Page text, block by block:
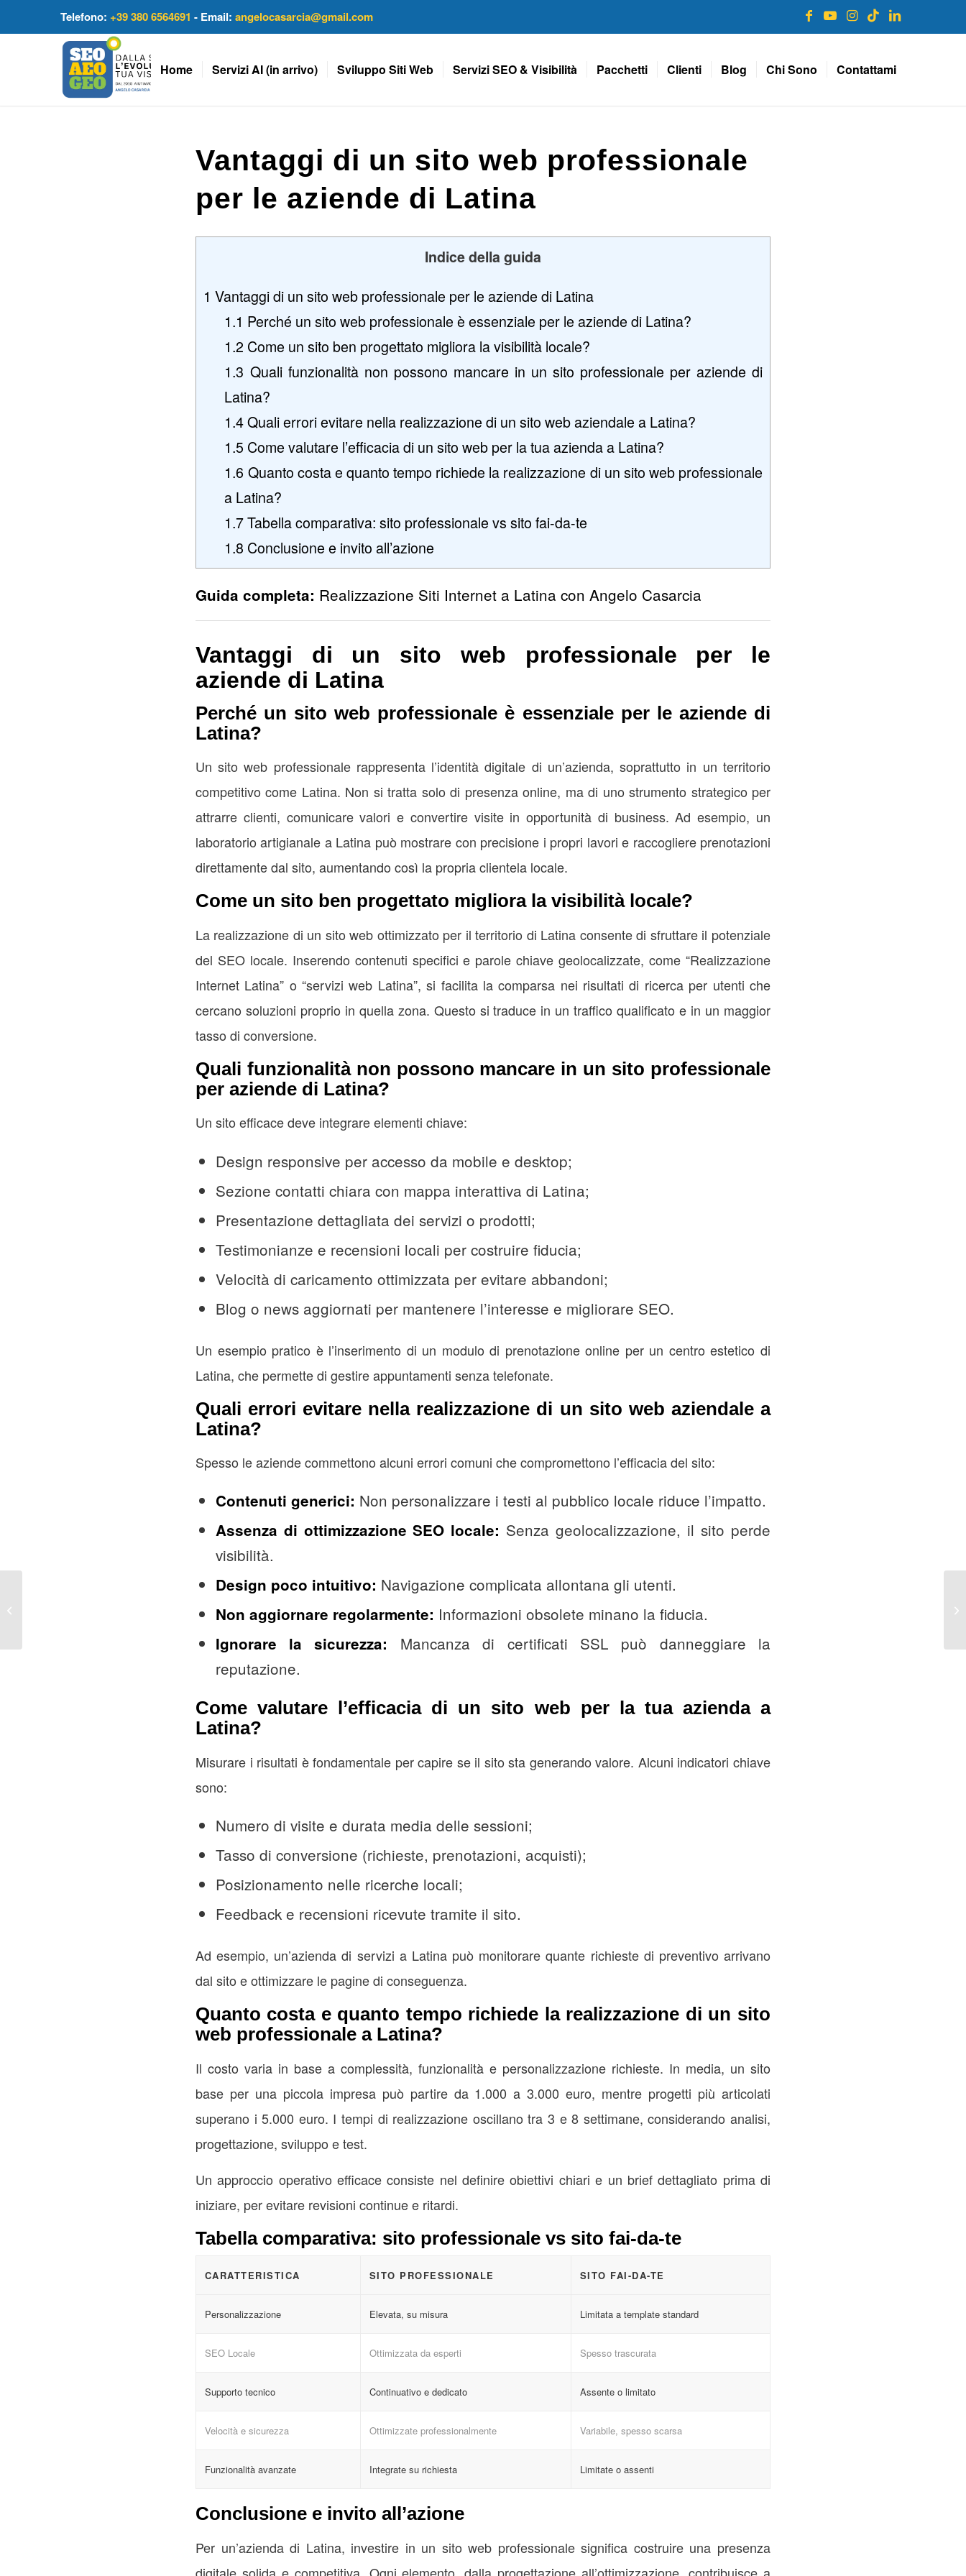
Telefono: +39 380 6564691 - Email: angelocasarcia@gmail.com
Home Servizi AI (in arrivo) Sviluppo Siti Web Servizi SEO & Visibilità Pacchetti Clienti Blog Chi Sono Contattami
Vantaggi di un sito web professionale
per le aziende di Latina
Indice della guida
1 Vantaggi di un sito web professionale per le aziende di Latina
1.1 Perché un sito web professionale è essenziale per le aziende di Latina?
1.2 Come un sito ben progettato migliora la visibilità locale?
1.3 Quali funzionalità non possono mancare in un sito professionale per aziende di
Latina?
1.4Quali errori evitare nella realizzazione di un sito web aziendale a Latina?
1.5 Come valutare l’efficacia di un sito web per la tua azienda a Latina?
1.6 Quanto costa e quanto tempo richiede la realizzazione di un sito web professionale
a Latina?
1.7Tabella comparativa: sito professionale vs sito fai-da-te
1.8 Conclusione e invito all’azione
Guida completa: Realizzazione Siti Internet a Latina con Angelo Casarcia
Vantaggi di un sito web professionale per le
aziende di Latina
Perché un sito web professionale è essenziale per le aziende di
Latina?
Un sito web professionale rappresenta l’identità digitale di un’azienda, soprattutto in un territorio
competitivo come Latina. Non si tratta solo di presenza online, ma di uno strumento strategico per
attrarre clienti, comunicare valori e convertire visite in opportunità di business. Ad esempio, un
laboratorio artigianale a Latina può mostrare con precisione i propri lavori e raccogliere prenotazioni
direttamente dal sito, aumentando così la propria clientela locale.
Come un sito ben progettato migliora la visibilità locale?
La realizzazione di un sito web ottimizzato per il territorio di Latina consente di sfruttare il potenziale
del SEO locale. Inserendo contenuti specifici e parole chiave geolocalizzate, come “Realizzazione
Internet Latina” o “servizi web Latina”, si facilita la comparsa nei risultati di ricerca per utenti che
cercano soluzioni proprio in quella zona. Questo si traduce in un traffico qualificato e in un maggior
tasso di conversione.
Quali funzionalità non possono mancare in un sito professionale
per aziende di Latina?
Un sito efficace deve integrare elementi chiave:
Design responsive per accesso da mobile e desktop;
Sezione contatti chiara con mappa interattiva di Latina;
Presentazione dettagliata dei servizi o prodotti;
Testimonianze e recensioni locali per costruire fiducia;
Velocità di caricamento ottimizzata per evitare abbandoni;
Blog o news aggiornati per mantenere l’interesse e migliorare SEO.
Un esempio pratico è l’inserimento di un modulo di prenotazione online per un centro estetico di
Latina, che permette di gestire appuntamenti senza telefonate.
Quali errori evitare nella realizzazione di un sito web aziendale a
Latina?
Spesso le aziende commettono alcuni errori comuni che compromettono l’efficacia del sito:
Contenuti generici: Non personalizzare i testi al pubblico locale riduce l’impatto.
Assenza di ottimizzazione SEO locale: Senza geolocalizzazione, il sito perde
visibilità.
Design poco intuitivo: Navigazione complicata allontana gli utenti.
Non aggiornare regolarmente: Informazioni obsolete minano la fiducia.
Ignorare la sicurezza:
Mancanza di certificati SSL può danneggiare la
reputazione.
Come valutare l’efficacia di un sito web per la tua azienda a
Latina?
Misurare i risultati è fondamentale per capire se il sito sta generando valore. Alcuni indicatori chiave
sono:
Numero di visite e durata media delle sessioni;
Tasso di conversione (richieste, prenotazioni, acquisti);
Posizionamento nelle ricerche locali;
Feedback e recensioni ricevute tramite il sito.
Ad esempio, un’azienda di servizi a Latina può monitorare quante richieste di preventivo arrivano
dal sito e ottimizzare le pagine di conseguenza.
Quanto costa e quanto tempo richiede la realizzazione di un sito
web professionale a Latina?
Il costo varia in base a complessità, funzionalità e personalizzazione richieste. In media, un sito
base per una piccola impresa può partire da 1.000 a 3.000 euro, mentre progetti più articolati
superano i 5.000 euro. I tempi di realizzazione oscillano tra 3 e 8 settimane, considerando analisi,
progettazione, sviluppo e test.
Un approccio operativo efficace consiste nel definire obiettivi chiari e un brief dettagliato prima di
iniziare, per evitare revisioni continue e ritardi.
Tabella comparativa: sito professionale vs sito fai-da-te
CARATTERISTICA SITO PROFESSIONALE SITO FAI-DA-TE
Personalizzazione Elevata, su misura Limitata a template standard
SEO Locale Ottimizzata da esperti Spesso trascurata
Supporto tecnico Continuativo e dedicato Assente o limitato
Velocità e sicurezza Ottimizzate professionalmente Variabile, spesso scarsa
Funzionalità avanzate Integrate su richiesta Limitate o assenti
Conclusione e invito all’azione
Per un’azienda di Latina, investire in un sito web professionale significa costruire una presenza
digitale solida e competitiva. Ogni elemento, dalla progettazione all’ottimizzazione, contribuisce a